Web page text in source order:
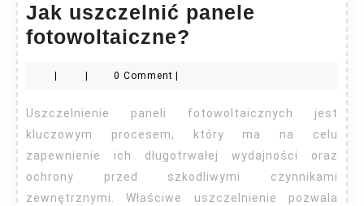
Jak uszczelnić panele
fotowoltaiczne?
fotowoltaiczne?
0 Comment
Uszczelnienie paneli fotowoltaicznych jest
kluczowym procesem, który ma na celu
zapewnienie ich długotrwałej wydajności oraz
ochrony przed szkodliwymi czynnikami
zewnętrznymi. Właściwe uszczelnienie pozwala